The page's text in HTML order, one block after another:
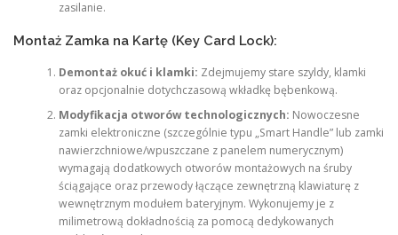
zasilanie.
Montaż Zamka na Kartę (Key Card Lock):
Demontaż okuć i klamki: Zdejmujemy stare szyldy, klamki
oraz opcjonalnie dotychczasową wkładkę bębenkową.
Modyfikacja otworów technologicznych: Nowoczesne
zamki elektroniczne (szczególnie typu „Smart Handle” lub zamki
nawierzchniowe/wpuszczane z panelem numerycznym)
wymagają dodatkowych otworów montażowych na śruby
ściągające oraz przewody łączące zewnętrzną klawiaturę z
wewnętrznym modułem bateryjnym. Wykonujemy je z
milimetrową dokładnością za pomocą dedykowanych